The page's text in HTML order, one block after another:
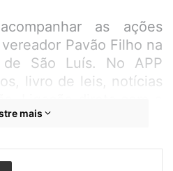
as ações
Pavão Filho na
de São Luís. No APP
livro de leis, notícias
para sistemas Android
mais